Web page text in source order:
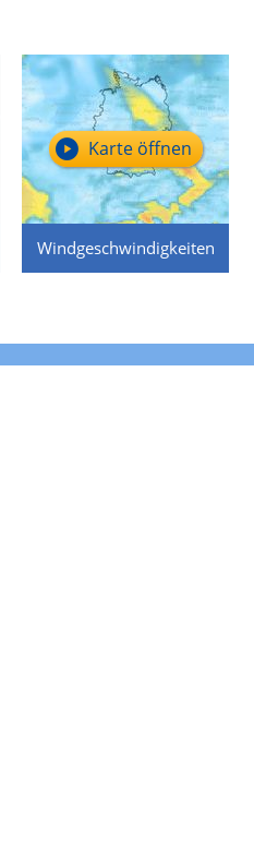
Windgeschwindigkeiten
Karte öffnen